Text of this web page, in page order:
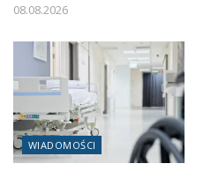
08.08.2026
WIADOMOŚCI